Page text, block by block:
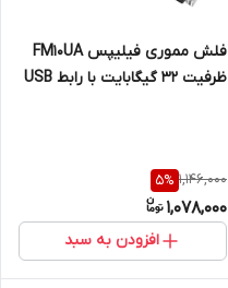
فلش مموری فیلیپس FM10UA
ظرفیت 32 گیگابایت با رابط USB
1,146,000
5%
1,078,000
افزودن به سبد